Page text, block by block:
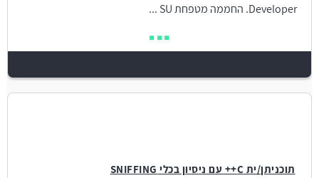
Developer. החממה מטפחת SU ...
תוכניתן/ית C++ עם ניסיון בכלי SNIFFING